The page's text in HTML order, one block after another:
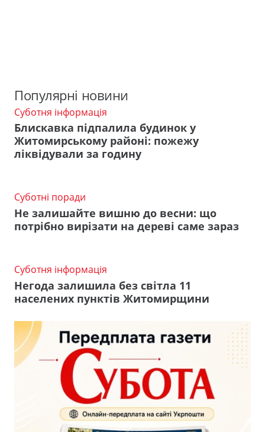
Популярні новини
Суботня інформація
Блискавка підпалила будинок у
Житомирському районі: пожежу
ліквідували за годину
Суботні поради
Не залишайте вишню до весни: що
потрібно вирізати на дереві саме зараз
Суботня інформація
Негода залишила без світла 11
населених пунктів Житомирщини